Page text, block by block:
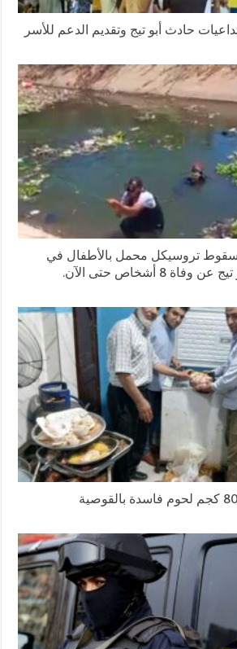
حادث أبو تيج وتقديم الدعم للأسر
لسقوط تروسيكل محمل بالأطفال في
8 أشخاص حتى الآن.